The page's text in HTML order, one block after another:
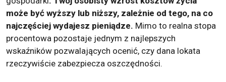
może być wyższy lub niższy, zależnie od tego, na co
najczęściej wydajesz pieniądze. Mimo to realna stopa
procentowa pozostaje jednym z najlepszych
wskaźników pozwalających ocenić, czy dana lokata
rzeczywiście zabezpiecza oszczędności.